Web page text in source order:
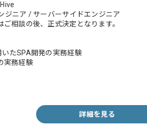
ジニア / サーバーサイドエンジニア
相談の後、正式決定となります。
いたSPA開発の実務経験
実務経験
の実務経験
ャ設計や技術選定の実務経験
詳細を見る